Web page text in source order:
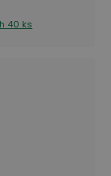
40 ks